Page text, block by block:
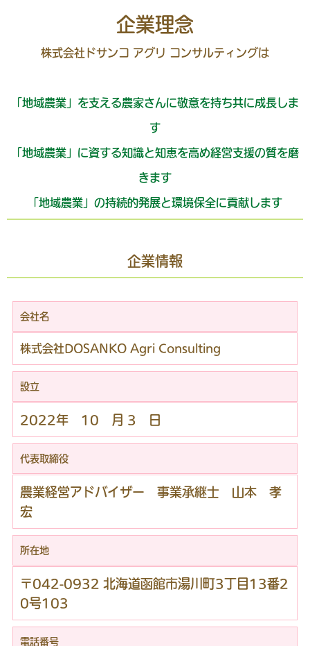
企業理念
株式会社ドサンコ アグリ コンサルティングは
「地域農業」を支える農家さんに敬意を持ち共に成長しま
す
「地域農業」に資する知識と知恵を高め経営支援の質を磨
きます
「地域農業」の持続的発展と環境保全に貢献します
企業情報
会社名
株式会社DOSANKO Agri Consulting
設立
2022年 10 月 3 日
代表取締役
農業経営アドバイザー 事業承継士 山本 孝
宏
所在地
〒042-0932 北海道函館市湯川町3丁目13番2
0号103
電話番号